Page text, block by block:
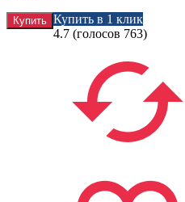
Купить в 1 клик
4.7 (голосов 763)